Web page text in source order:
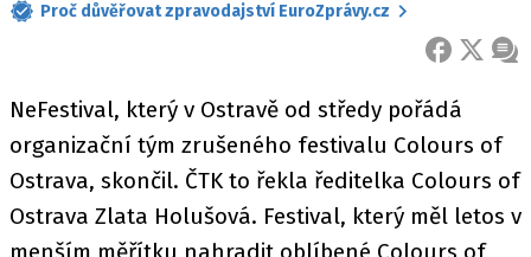
Proč důvěřovat zpravodajství EuroZprávy.cz
FACEBOOK
X
NeFestival, který v Ostravě od středy pořádá
organizační tým zrušeného festivalu Colours of
Ostrava, skončil. ČTK to řekla ředitelka Colours of
Ostrava Zlata Holušová. Festival, který měl letos v
menším měřítku nahradit oblíbené Colours of